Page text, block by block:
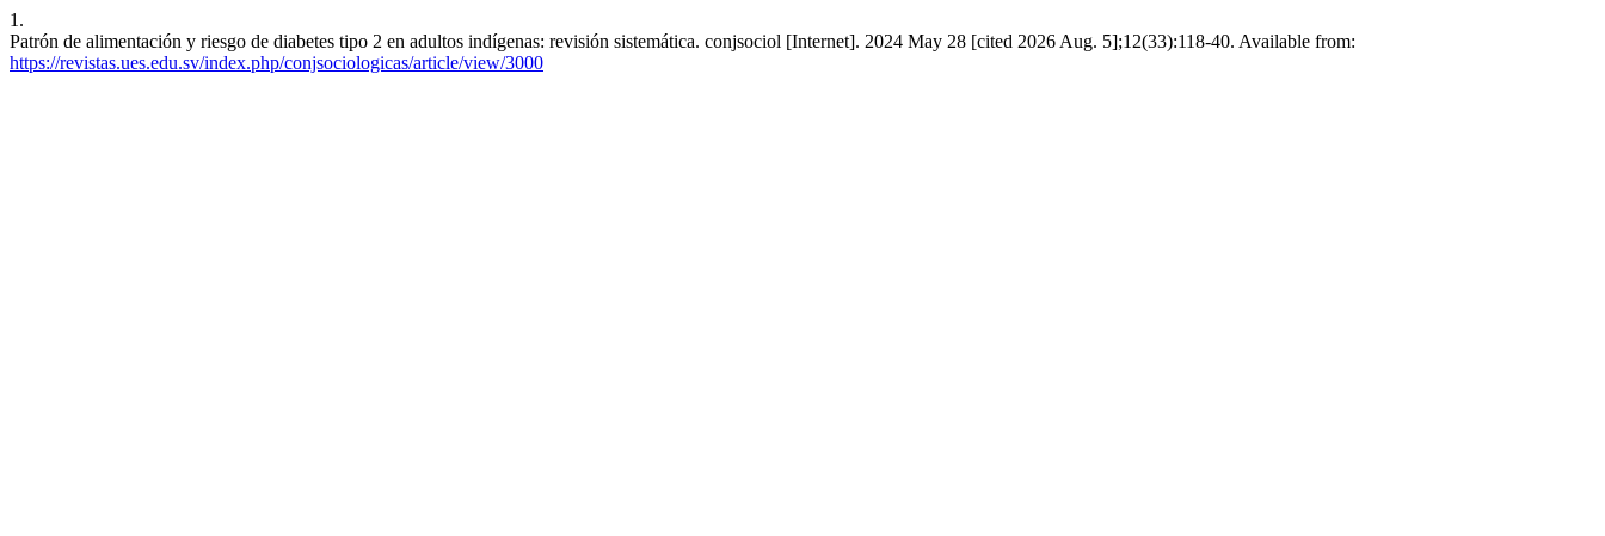
1.
Patrón de alimentación y riesgo de diabetes tipo 2 en adultos indígenas: revisión sistemática. conjsociol [Internet]. 2024 May 28 [cited 2026 Aug. 5];12(33):118-40. Available from:
https://revistas.ues.edu.sv/index.php/conjsociologicas/article/view/3000